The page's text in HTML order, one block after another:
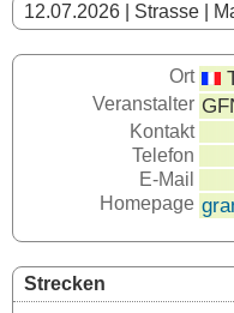
12.07.2026 | Strasse |
Ort
Veranstalter
Kontakt
Telefon
E-Mail
Homepage
Strecken